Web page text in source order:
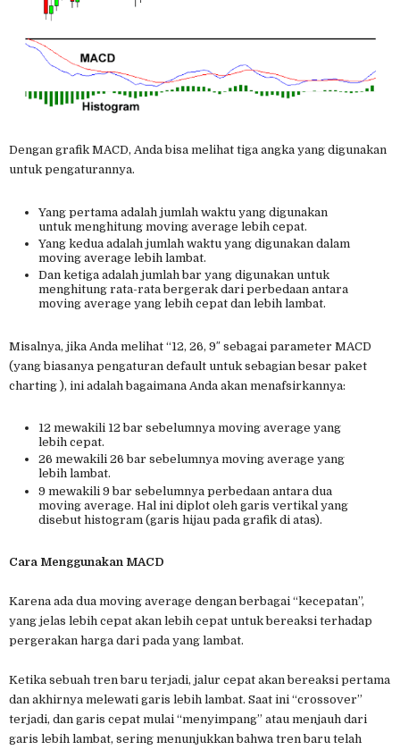
Dengan grafik MACD, Anda bisa melihat tiga angka yang digunakan
untuk pengaturannya.
Yang pertama adalah jumlah waktu yang digunakan
untuk menghitung moving average lebih cepat.
Yang kedua adalah jumlah waktu yang digunakan dalam
moving average lebih lambat.
Dan ketiga adalah jumlah bar yang digunakan untuk
menghitung rata-rata bergerak dari perbedaan antara
moving average yang lebih cepat dan lebih lambat.
Misalnya, jika Anda melihat “12, 26, 9″ sebagai parameter MACD
(yang biasanya pengaturan default untuk sebagian besar paket
charting ), ini adalah bagaimana Anda akan menafsirkannya:
12 mewakili 12 bar sebelumnya moving average yang
lebih cepat.
26 mewakili 26 bar sebelumnya moving average yang
lebih lambat.
9 mewakili 9 bar sebelumnya perbedaan antara dua
moving average. Hal ini diplot oleh garis vertikal yang
disebut histogram (garis hijau pada grafik di atas).
Cara Menggunakan MACD
Karena ada dua moving average dengan berbagai “kecepatan”,
yang jelas lebih cepat akan lebih cepat untuk bereaksi terhadap
pergerakan harga dari pada yang lambat.
Ketika sebuah tren baru terjadi, jalur cepat akan bereaksi pertama
dan akhirnya melewati garis lebih lambat. Saat ini “crossover”
terjadi, dan garis cepat mulai “menyimpang” atau menjauh dari
garis lebih lambat, sering menunjukkan bahwa tren baru telah